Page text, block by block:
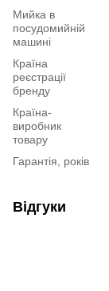
Мийка в
посудомийній
машині
Країна
реєстрації
бренду
Країна-
виробник
товару
Гарантія, років
Відгуки